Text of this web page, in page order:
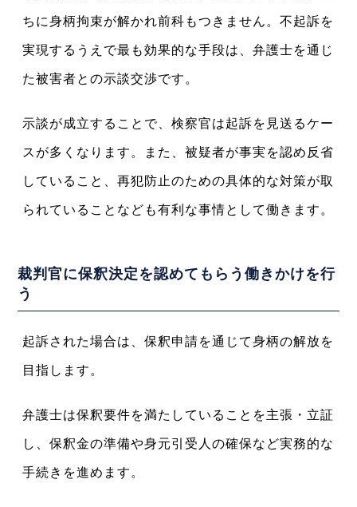
ちに身柄拘束が解かれ前科もつきません。不起訴を
実現するうえで最も効果的な手段は、弁護士を通じ
た被害者との示談交渉です。
示談が成立することで、検察官は起訴を見送るケー
スが多くなります。また、被疑者が事実を認め反省
していること、再犯防止のための具体的な対策が取
られていることなども有利な事情として働きます。
裁判官に保釈決定を認めてもらう働きかけを行
う
起訴された場合は、保釈申請を通じて身柄の解放を
目指します。
弁護士は保釈要件を満たしていることを主張・立証
し、保釈金の準備や身元引受人の確保など実務的な
手続きを進めます。